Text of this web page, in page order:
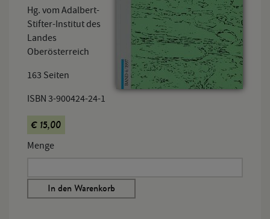
Hg. vom Adalbert-
Stifter-Institut des
Landes
Oberösterreich
163 Seiten
ISBN 3-900424-24-1
€ 15,00
Menge
In den Warenkorb